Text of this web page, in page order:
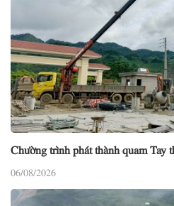
Chường trình phát thành quam Tay
06/08/2026